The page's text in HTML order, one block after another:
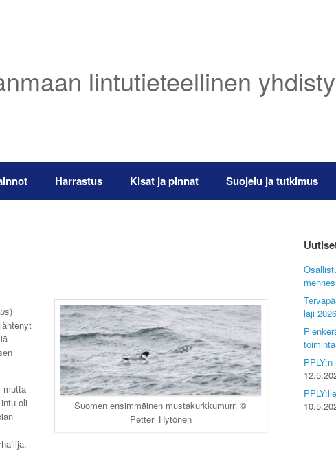
lintutieteellinen
Harrastus Kisat ja pinnat Suojelu ja tutkimus
Suomen ensimmäinen mustakurkkumurri ©
Petteri Hytönen
)
mutta
oli
laji